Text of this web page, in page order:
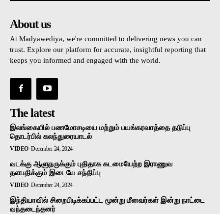
About us
At Madyawediya, we're committed to delivering news you can
trust. Explore our platform for accurate, insightful reporting that
keeps you informed and engaged with the world.
The latest
இலங்கையில் பணமோசடியை மற்றும் பயங்கரவாத்தை தடுப்பு
தொடர்பில் கலந்துரையாடல்
VIDEO December 24, 2024
வடக்கு ஆளுநருக்கும் புதிதாக கடமையேற்ற இராணுவ
தளபதிக்கும் இடையே சந்திப்பு
VIDEO December 24, 2024
இந்தியாவில் சிறைபிடிக்கப்பட்ட மூன்று மீனவர்கள் இன்று நாட்டை
வந்தடைந்தனர்